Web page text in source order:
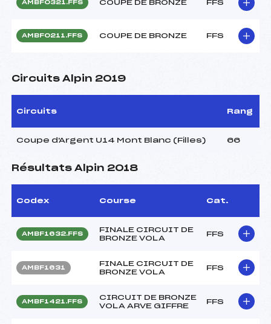
AMBF0321.FFS COUPE DE BRONZE FFS
AMBF0211.FFS COUPE DE BRONZE FFS
Circuits Alpin 2019
Circuits Rang
Coupe d'Argent U14 Mont Blanc (Filles) 66
Résultats Alpin 2018
Codex Course Cat.
AMBF1632.FFS
FINALE CIRCUIT DE
BRONZE VOLA
FFS
AMBF1631
FINALE CIRCUIT DE
BRONZE VOLA
FFS
AMBF1421.FFS
CIRCUIT DE BRONZE
VOLA ARVE GIFFRE
FFS